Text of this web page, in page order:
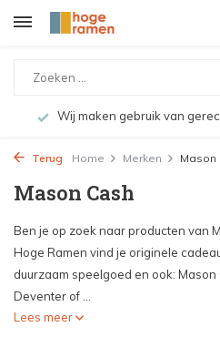
Wij maken gebruik van
Terug Home Merken Mason
Mason Cash
Ben je op zoek naar producten van
Hoge Ramen vind je originele
duurzaam speelgoed en ook:
Deventer of ...
Lees meer